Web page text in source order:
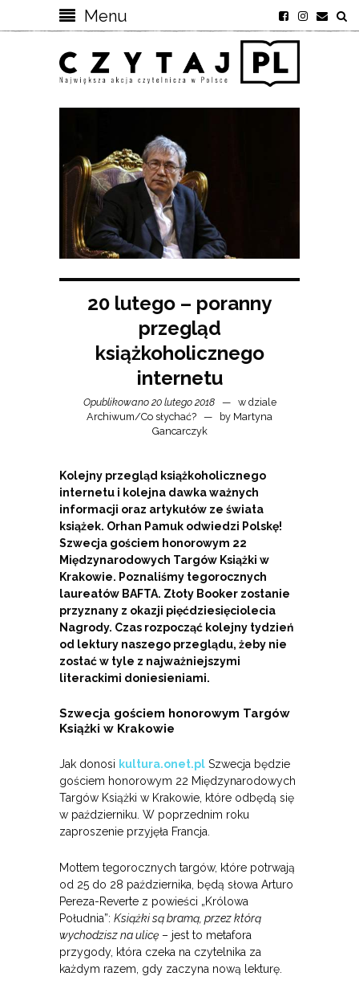
Menu
20 lutego – poranny
przegląd
książkoholicznego
internetu
Opublikowano 20 lutego 2018
w dziale
Archiwum/Co słychać? by Martyna
Gancarczyk
Kolejny przegląd książkoholicznego
internetu i kolejna dawka ważnych
informacji oraz artykułów ze świata
książek. Orhan Pamuk odwiedzi Polskę!
Szwecja gościem honorowym 22
Międzynarodowych Targów Książki w
Krakowie. Poznaliśmy tegorocznych
laureatów BAFTA. Złoty Booker zostanie
przyznany z okazji pięćdziesięciolecia
Nagrody. Czas rozpocząć kolejny tydzień
od lektury naszego przeglądu, żeby nie
zostać w tyle z najważniejszymi
literackimi doniesieniami.
Szwecja gościem honorowym Targów
Książki w Krakowie
Jak donosi kultura.onet.pl Szwecja będzie
gościem honorowym 22 Międzynarodowych
Targów Książki w Krakowie, które odbędą się
w październiku. W poprzednim roku
zaproszenie przyjęła Francja.
Mottem tegorocznych targów, które potrwają
od 25 do 28 października, będą słowa Arturo
Pereza-Reverte z powieści „Królowa
Południa”: Książki są bramą, przez którą
wychodzisz na ulicę – jest to metafora
przygody, która czeka na czytelnika za
każdym razem, gdy zaczyna nową lekturę.